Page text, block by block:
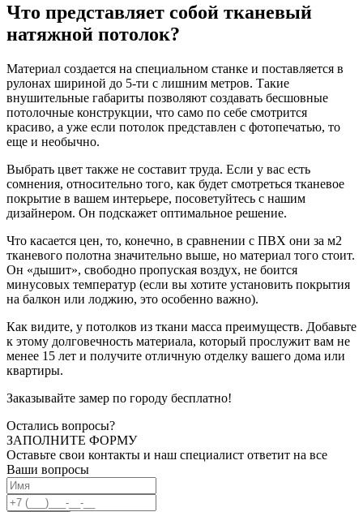
Что представляет собой тканевый
натяжной потолок?
Материал создается на специальном станке и поставляется в
рулонах шириной до 5-ти с лишним метров. Такие
внушительные габариты позволяют создавать бесшовные
потолочные конструкции, что само по себе смотрится
красиво, а уже если потолок представлен с фотопечатью, то
еще и необычно.
Выбрать цвет также не составит труда. Если у вас есть
сомнения, относительно того, как будет смотреться тканевое
покрытие в вашем интерьере, посоветуйтесь с нашим
дизайнером. Он подскажет оптимальное решение.
Что касается цен, то, конечно, в сравнении с ПВХ они за м2
тканевого полотна значительно выше, но материал того стоит.
Он «дышит», свободно пропуская воздух, не боится
минусовых температур (если вы хотите установить покрытия
на балкон или лоджию, это особенно важно).
Как видите, у потолков из ткани масса преимуществ. Добавьте
к этому долговечность материала, который прослужит вам не
менее 15 лет и получите отличную отделку вашего дома или
квартиры.
Заказывайте замер по городу бесплатно!
Остались вопросы?
ЗАПОЛНИТЕ ФОРМУ
Оставьте свои контакты и наш специалист ответит на все
Ваши вопросы